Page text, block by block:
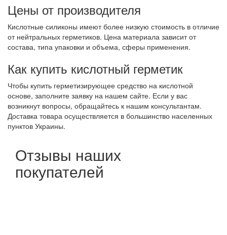
Цены от производителя
Кислотные силиконы имеют более низкую стоимость в отличие
от нейтральных герметиков. Цена материала зависит от
состава, типа упаковки и объема, сферы применения.
Как купить кислотный герметик
Чтобы купить герметизирующее средство на кислотной
основе, заполните заявку на нашем сайте. Если у вас
возникнут вопросы, обращайтесь к нашим консультантам.
Доставка товара осуществляется в большинство населенных
пунктов Украины.
Отзывы наших
покупателей